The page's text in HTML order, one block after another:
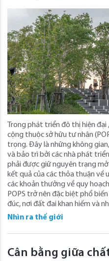
Trong phát triển đô thị hiện
cộng thuộc sở hữu tư nhân
trọng. Đây là những không
và bảo trì bởi các nhà phát
phải được giữ nguyên trạng
kết quả của các thỏa thuận về
các khoản thưởng về quy
POPS trở nên đặc biệt phổ
đúc, nơi đất đai khan hiếm và
Nhìn ra thế giới
Cân bằng giữa